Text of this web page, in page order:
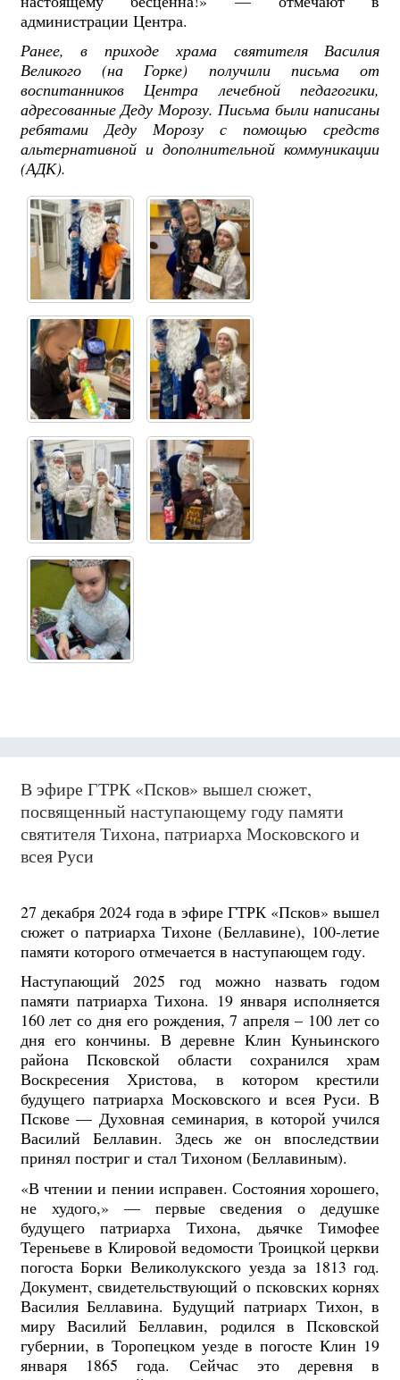
администрации Центра.
Ранее, в приходе храма святителя Василия
Великого (на Горке) получили письма от
воспитанников Центра лечебной педагогики,
адресованные Деду Морозу. Письма были написаны
ребятами Деду Морозу с помощью средств
альтернативной и дополнительной коммуникации
(АДК).
В эфире ГТРК «Псков» вышел сюжет,
посвященный наступающему году памяти
святителя Тихона, патриарха Московского и
всея Руси
27 декабря 2024 года в эфире ГТРК «Псков» вышел
сюжет о патриарха Тихоне (Беллавине), 100-летие
памяти которого отмечается в наступающем году.
Наступающий 2025 год можно назвать годом
памяти патриарха Тихона. 19 января исполняется
160 лет со дня его рождения, 7 апреля – 100 лет со
дня его кончины. В деревне Клин Куньинского
района Псковской области сохранился храм
Воскресения Христова, в котором крестили
будущего патриарха Московского и всея Руси. В
Пскове — Духовная семинария, в которой учился
Василий Беллавин. Здесь же он впоследствии
принял постриг и стал Тихоном (Беллавиным).
«В чтении и пении исправен. Состояния хорошего,
не худого,» — первые сведения о дедушке
будущего патриарха Тихона, дьячке Тимофее
Тереньеве в Клировой ведомости Троицкой церкви
погоста Борки Великолукского уезда за 1813 год.
Документ, свидетельствующий о псковских корнях
Василия Беллавина. Будущий патриарх Тихон, в
миру Василий Беллавин, родился в Псковской
губернии, в Торопецком уезде в погосте Клин 19
января 1865 года. Сейчас это деревня в